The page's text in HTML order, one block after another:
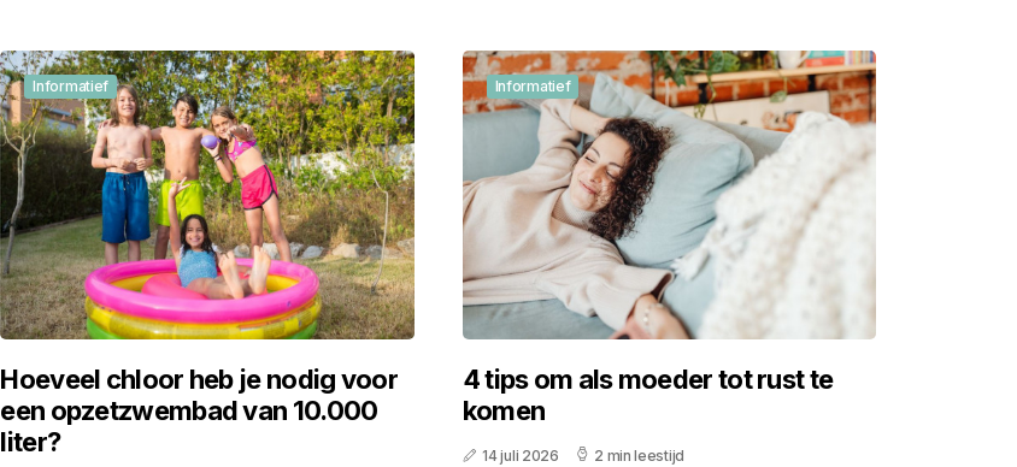
Informatief
Hoeveel chloor heb je nodig voor
een opzetzwembad van 10.000
liter?
Informatief
4 tips om als moeder tot rust te
komen
14 juli 2026 2 min leestijd